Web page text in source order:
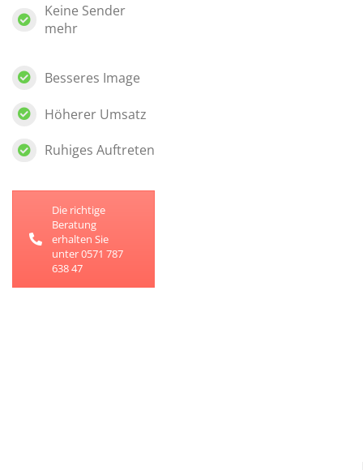
Keine Sender
mehr
Besseres Image
Höherer Umsatz
Ruhiges Auftreten
Die richtige
Beratung
erhalten Sie
unter 0571 787
638 47